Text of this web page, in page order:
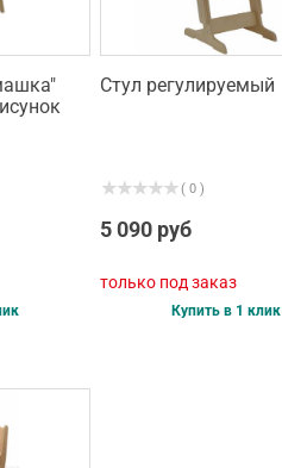
Стул регулируемый
( 0 )
5 090 руб
только под заказ
Купить в 1 клик